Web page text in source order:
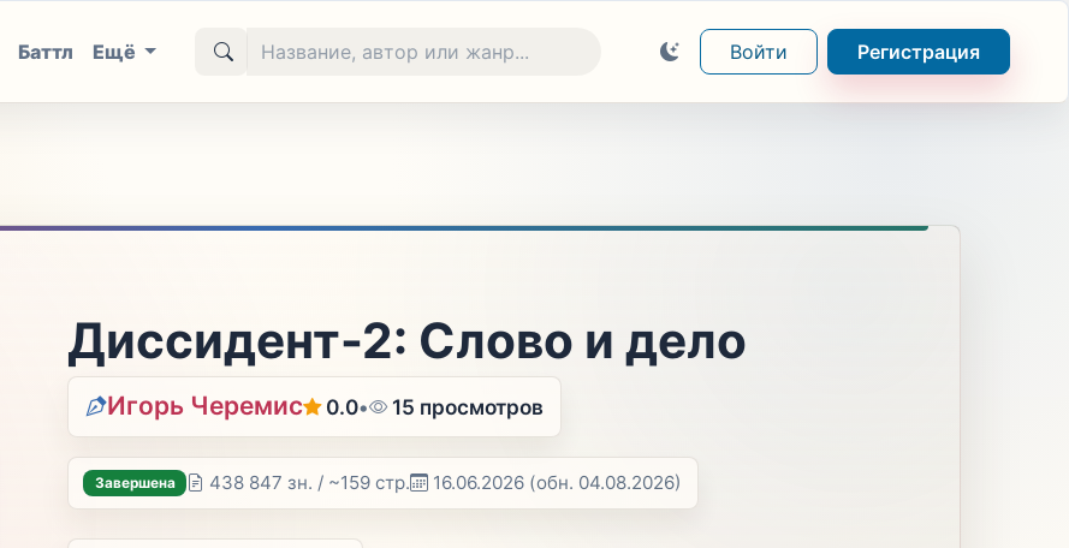
Баттл Ещё Войти Регистрация
Диссидент-2: Слово и дело
Игорь Черемис 0.0• 15 просмотров
Завершена 438 847 зн. / ~159 стр. 16.06.2026 (обн. 04.08.2026)